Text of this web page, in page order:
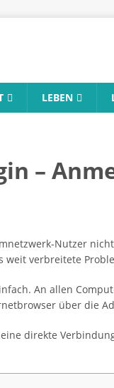
LEBEN
–
Nutzer
weit verbreitete
An allen
über die
direkte